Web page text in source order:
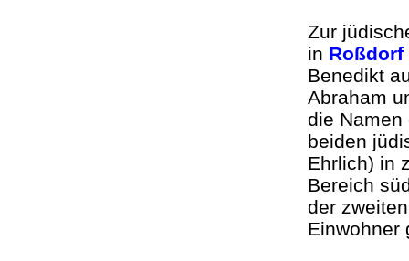
Zur
in Roßdorf
Benedikt
Abraham
die Namen
beiden
Ehrlich) in
Bereich
der